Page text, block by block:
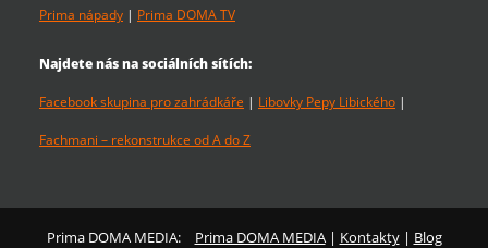
Prima nápady | Prima DOMA TV
Najdete nás na sociálních sítích:
Facebook skupina pro zahrádkáře | Libovky Pepy Libického |
Fachmani – rekonstrukce od A do Z
Prima DOMA MEDIA: Prima DOMA MEDIA| Kontakty| Blog